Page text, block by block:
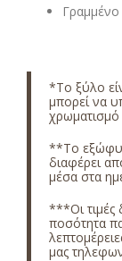
*Το ξύλο
μπορεί να
χρωματισμό
**Το
διαφέρει
μέσα στα
***Οι τιμές
ποσότητα
μας